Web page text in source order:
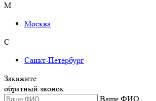
М
Москва
С
Санкт-Петербург
Закажите
обратный звонок
Ваше ФИО